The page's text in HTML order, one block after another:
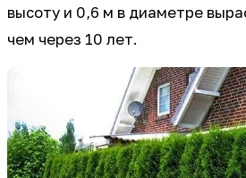
высоту и 0,6 м в диаметре
чем через 10 лет.